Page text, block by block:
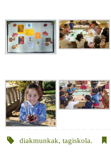
diakmunkak,tagiskola.